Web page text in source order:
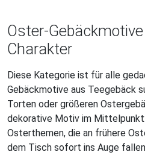
Oster-
Charakter
Diese Kategorie ist für alle
Gebäckmotive aus Teegebäck
Torten oder größeren
dekorative Motiv im
Osterthemen, die an frühere
dem Tisch sofort ins Auge